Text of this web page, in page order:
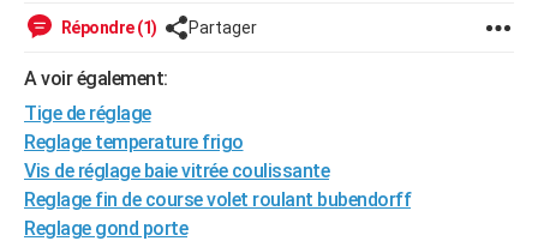
Guides de France
Escapades
Patrimoine
Expositions
Musées
Week-end nature
LIFESTYLE
SANTE
Alimentation
Guide de la santé
Maladies
Médicaments
Sommeil
VOYAGE
Destinations
City break
Voyage nature
Voyage de noces
Forum
Climat
+PHOTO
GUIDES D'ACHAT
Répondre (1) Partager
A voir également:
Tige de réglage
Reglage temperature frigo
Vis de réglage baie vitrée coulissante
Reglage fin de course volet roulant bubendorff
Reglage gond porte